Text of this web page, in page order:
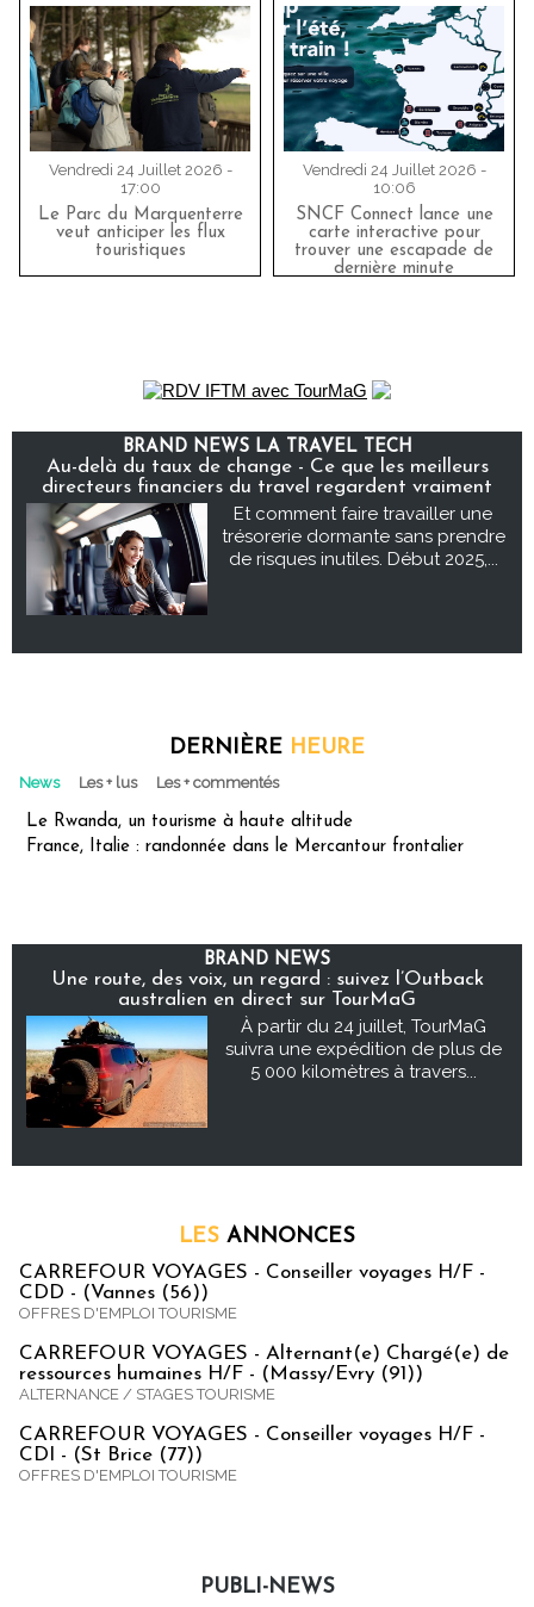
Vendredi 24 Juillet 2026 -
17:00
Le Parc du Marquenterre
veut anticiper les flux
touristiques
Vendredi 24 Juillet 2026 -
10:06
SNCF Connect lance une
carte interactive pour
trouver une escapade de
dernière minute
BRAND NEWS LA TRAVEL TECH
Au-delà du taux de change - Ce que les meilleurs
directeurs financiers du travel regardent vraiment
Et comment faire travailler une
trésorerie dormante sans prendre
de risques inutiles. Début 2025,...
DERNIÈRE HEURE
News Les + lus Les + commentés
Le Rwanda, un tourisme à haute altitude
France, Italie : randonnée dans le Mercantour frontalier
BRAND NEWS
Une route, des voix, un regard : suivez l’Outback
australien en direct sur TourMaG
À partir du 24 juillet, TourMaG
suivra une expédition de plus de
5 000 kilomètres à travers...
LES ANNONCES
CARREFOUR VOYAGES - Conseiller voyages H/F -
CDD - (Vannes (56))
OFFRES D'EMPLOI TOURISME
CARREFOUR VOYAGES - Alternant(e) Chargé(e) de
ressources humaines H/F - (Massy/Evry (91))
ALTERNANCE / STAGES TOURISME
CARREFOUR VOYAGES - Conseiller voyages H/F -
CDI - (St Brice (77))
OFFRES D'EMPLOI TOURISME
PUBLI-NEWS